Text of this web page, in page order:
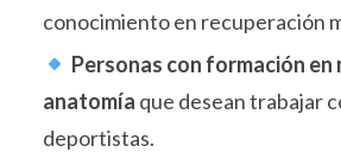
conocimiento en recuperación
Personas con formación en
anatomía que desean trabajar
deportistas.